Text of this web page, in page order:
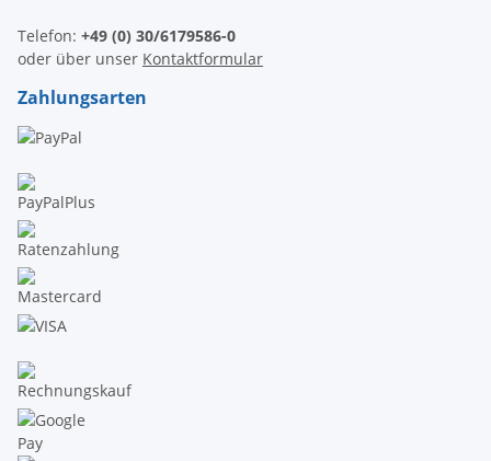
Telefon: +49 (0) 30/6179586-0
oder über unser Kontaktformular
Zahlungsarten